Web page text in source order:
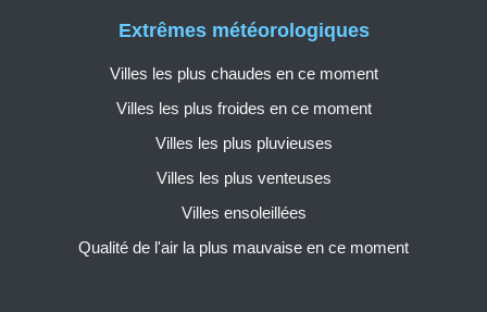
Extrêmes météorologiques
Villes les plus chaudes en ce moment
Villes les plus froides en ce moment
Villes les plus pluvieuses
Villes les plus venteuses
Villes ensoleillées
Qualité de l'air la plus mauvaise en ce moment